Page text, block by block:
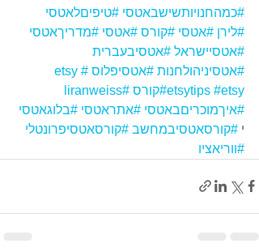
#כמהחנויותשישבאטסי #טיפיםלאטסי
#לירן #אטסי #קורס #אטסי #מדריךאטסי
#אטסיישראל #אטסיבעברית
#אטסיניהולחנות #אטסיפלוס #etsy
#etsytips #etsyקורס
#liranweiss
#איךמוכריםבאטסי #אתראטסי #בלוגאטסי
י #קורסאטסיבמחשב #קורסאטסיפרונטלי
#ווריאציו